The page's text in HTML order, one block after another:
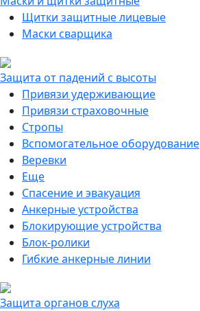
Щитки защитные лицевые
Маски сварщика
Защита от падений с высоты
Привязи удерживающие
Привязи страховочные
Стропы
Вспомогательное оборудование
Веревки
Еще
Спасение и эвакуация
Анкерные устройства
Блокирующие устройства
Блок-ролики
Гибкие анкерные линии
Защита органов слуха